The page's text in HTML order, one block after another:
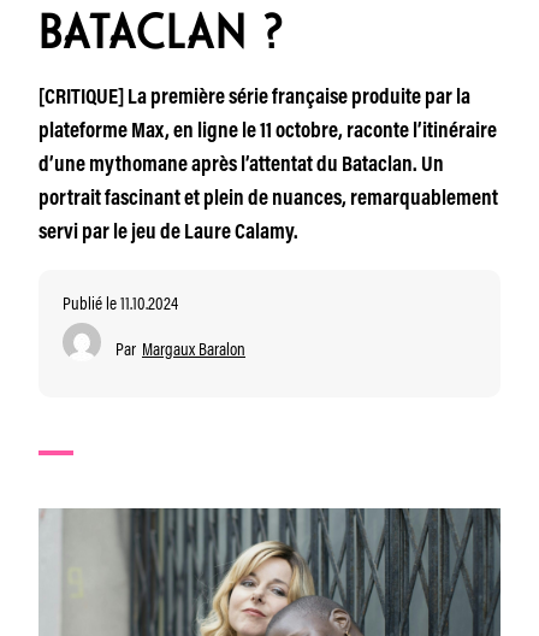
BATACLAN ?
[CRITIQUE] La première série française produite par la
plateforme Max, en ligne le 11 octobre, raconte l’itinéraire
d’une mythomane après l’attentat du Bataclan. Un
portrait fascinant et plein de nuances, remarquablement
servi par le jeu de Laure Calamy.
Publié le 11.10.2024
Par Margaux Baralon